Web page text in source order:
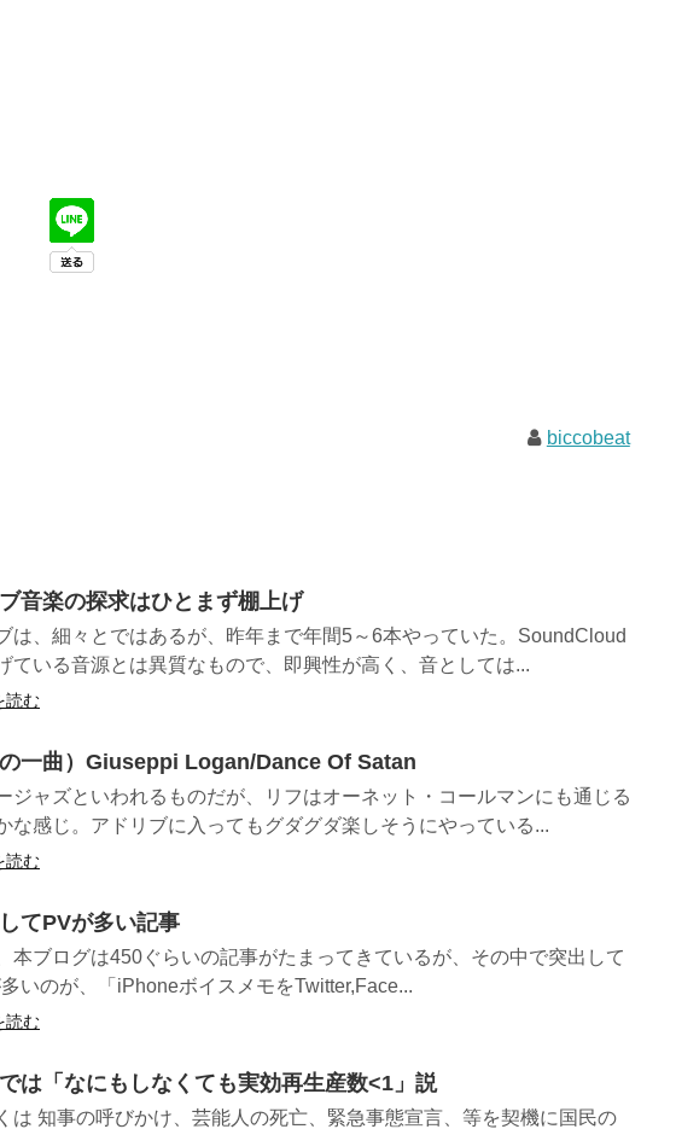
biccobeat
音楽の探求はひとまず棚上げ
は、細々とではあるが、昨年まで年間5～6本やっていた。SoundCloud
ている音源とは異質なもので、即興性が高く、音としては...
読む
の一曲）Giuseppi Logan/Dance Of Satan
ジャズといわれるものだが、リフはオーネット・コールマンにも通じる
な感じ。アドリブに入ってもグダグダ楽しそうにやっている...
読む
てPVが多い記事
本ブログは450ぐらいの記事がたまってきているが、その中で突出して
いのが、「iPhoneボイスメモをTwitter,Face...
読む
は「なにもしなくても実効再生産数<1」説
は 知事の呼びかけ、芸能人の死亡、緊急事態宣言、等を契機に国民の